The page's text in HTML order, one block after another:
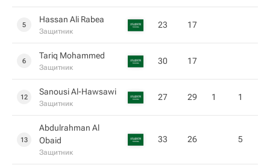
5
Hassan Ali Rabea
Защитник
23 17
6
Tariq Mohammed
Защитник
30 17
12
Sanousi Al-Hawsawi
Защитник
27 29 1 1
13
Abdulrahman Al
Obaid
Защитник
33 26 5